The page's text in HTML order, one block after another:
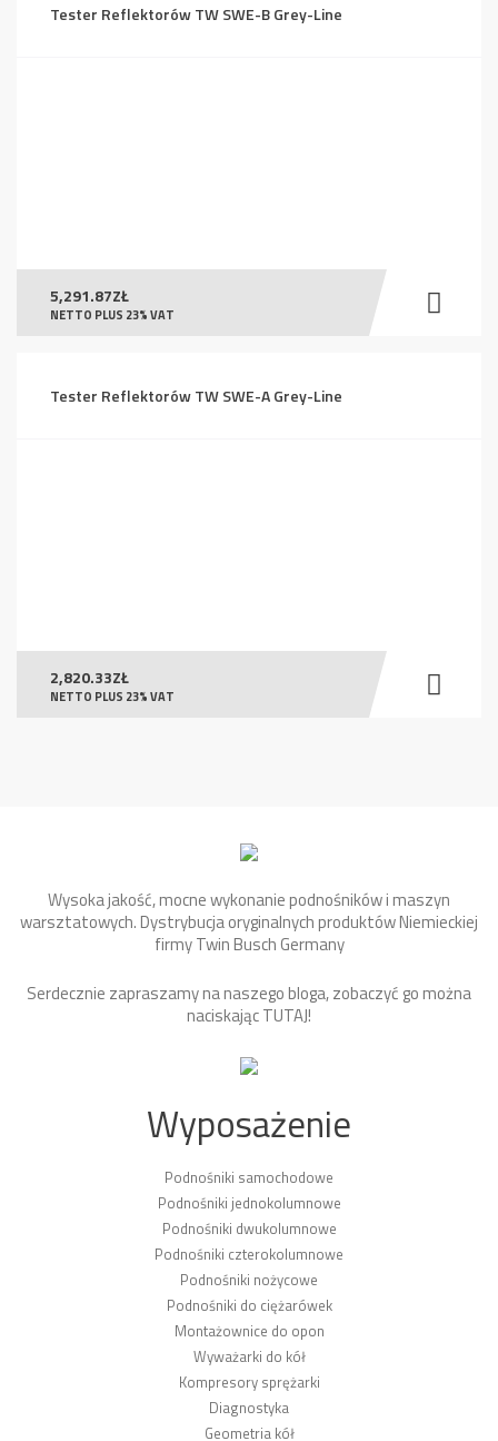
Tester Reflektorów TW SWE-B Grey-Line
5,291.87ZŁ
NETTO PLUS 23% VAT
Tester Reflektorów TW SWE-A Grey-Line
2,820.33ZŁ
NETTO PLUS 23% VAT
Wysoka jakość, mocne wykonanie podnośników i maszyn
warsztatowych. Dystrybucja oryginalnych produktów Niemieckiej
firmy Twin Busch Germany
Serdecznie zapraszamy na naszego bloga, zobaczyć go można
naciskającTUTAJ!
Wyposażenie
Podnośniki samochodowe
Podnośniki jednokolumnowe
Podnośniki dwukolumnowe
Podnośniki czterokolumnowe
Podnośniki nożycowe
Podnośniki do ciężarówek
Montażownice do opon
Wyważarki do kół
Kompresory sprężarki
Diagnostyka
Geometria kół